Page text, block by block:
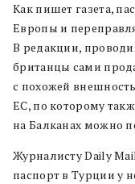
Как пишет газета,
Европы и
В редакции,
британцы сами
с похожей
ЕС, по которому
на Балканах можно
Журналисту Daily
паспорт в Турции у